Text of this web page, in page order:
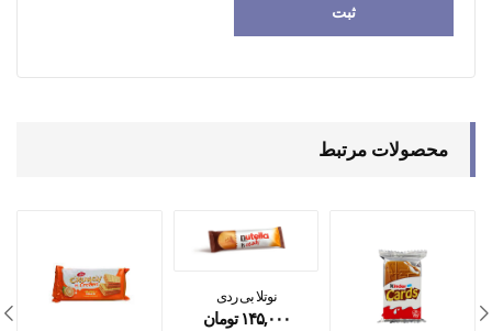
محصولات مرتبط
نوتلا بی ردی
۱۴۵,۰۰۰ تومان